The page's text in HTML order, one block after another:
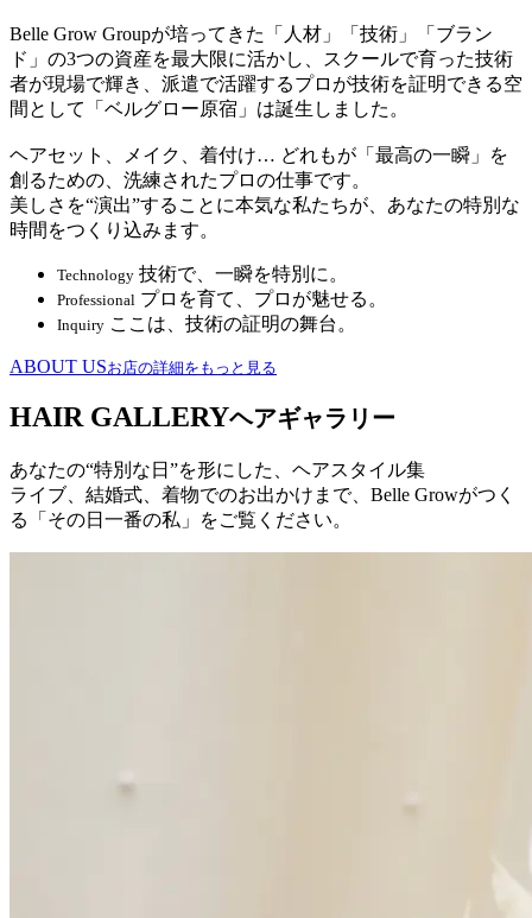
Belle Grow Groupが培ってきた「人材」「技術」「ブラン
ド」の3つの資産を最大限に活かし、スクールで育った技術
者が現場で輝き、派遣で活躍するプロが技術を証明できる空
間として「ベルグロー原宿」は誕生しました。
ヘアセット、メイク、着付け… どれもが「最高の一瞬」を
創るための、洗練されたプロの仕事です。
美しさを“演出”することに本気な私たちが、あなたの特別な
時間をつくり込みます。
Technology 技術で、一瞬を特別に。
Professional プロを育て、プロが魅せる。
Inquiry ここは、技術の証明の舞台。
ABOUT USお店の詳細をもっと見る
HAIR GALLERYヘアギャラリー
あなたの“特別な日”を形にした、ヘアスタイル集
ライブ、結婚式、着物でのお出かけまで、Belle Growがつく
る「その日一番の私」をご覧ください。